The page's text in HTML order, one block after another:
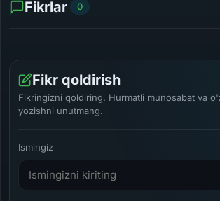
Fikrlar 0
Fikr qoldirish
Fikringizni qoldiring. Hurmatli munosabat va
yozishni unutmang.
Ismingiz